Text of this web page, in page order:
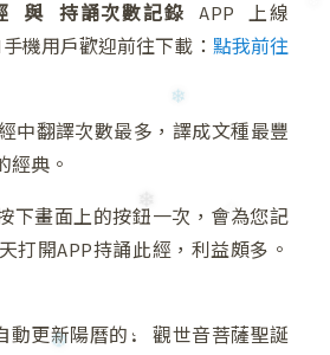
與 持誦次數記錄APP 上線
戶歡迎前往下載： 點我前往
中翻譯次數最多，譯成文種最豐
經典。
畫面上的按鈕一次，會為您記
打開APP持誦此經，利益頗多。
動更新陽曆的: 觀世音菩薩聖誕
❄
❄
❆